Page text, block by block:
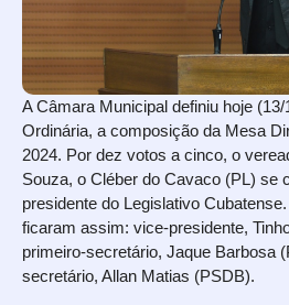
A Câmara Municipal definiu hoje
Ordinária, a composição da Mesa
2024. Por dez votos a cinco, o
Souza, o Cléber do Cavaco (PL) se
presidente do Legislativo
ficaram assim: vice-presidente,
primeiro-secretário, Jaque Barbosa
secretário, Allan Matias (PSDB).